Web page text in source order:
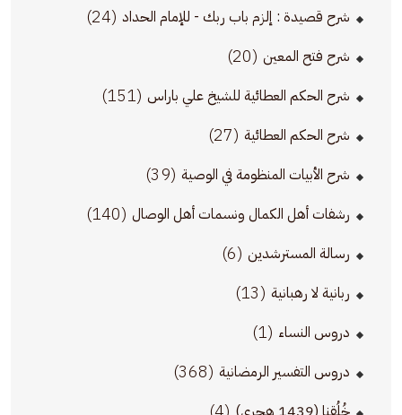
شرح قصيدة : إلزم باب ربك - للإمام الحداد (24)
شرح فتح المعين (20)
شرح الحكم العطائية للشيخ علي باراس (151)
شرح الحكم العطائية (27)
شرح الأبيات المنظومة في الوصية (39)
رشفات أهل الكمال ونسمات أهل الوصال (140)
رسالة المسترشدين (6)
ربانية لا رهبانية (13)
دروس النساء (1)
دروس التفسير الرمضانية (368)